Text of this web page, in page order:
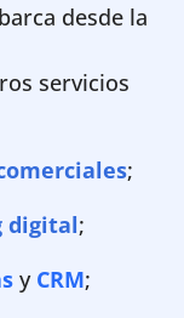
desde la
servicios
;
digital;
y CRM;